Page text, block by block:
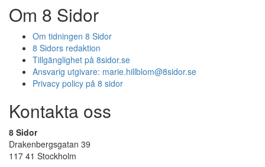
Om 8 Sidor
Om tidningen 8 Sidor
8 Sidors redaktion
Tillgänglighet på 8sidor.se
Ansvarig utgivare: marie.hillblom@8sidor.se
Privacy policy på 8 sidor
Kontakta oss
8 Sidor
Drakenbergsgatan 39
117 41 Stockholm